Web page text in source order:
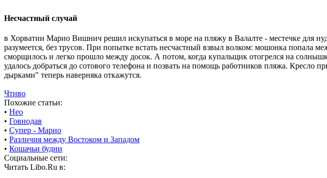
Несчастный случай
в Хорватии Марио Вишнич решил искупаться в море на пляжу в Валалте - местечке для
разумеется, без трусов. При попытке встать несчастный взвыл волком: мошонка попала
сморщилось и легко прошло между досок. А потом, когда купальщик отогрелся на
удалось добраться до сотового телефона и позвать на помощь работников пляжа.
дырками" теперь наверняка откажутся.
Чтиво
Похожие статьи:
• Нео
• Говнодав
• Супер - Марио
• Различия между Востоком и Западом
• Кошачьи будни
Социальные сети:
Читать Libo.Ru в: